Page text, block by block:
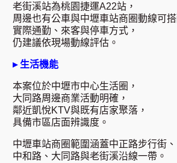
老街溪站為桃園捷運A22站，
周邊也有公車與中壢車站商圈動線可搭
實際通勤、來客與停車方式，
仍建議依現場動線評估。
▸ 生活機能
本案位於中壢市中心生活圈，
大同路周邊商業活動明確，
鄰近凱悅KTV與既有店家聚落，
具備市區店面辨識度。
中壢車站商圈範圍涵蓋中正路步行街、
中和路、大同路與老街溪沿線一帶。